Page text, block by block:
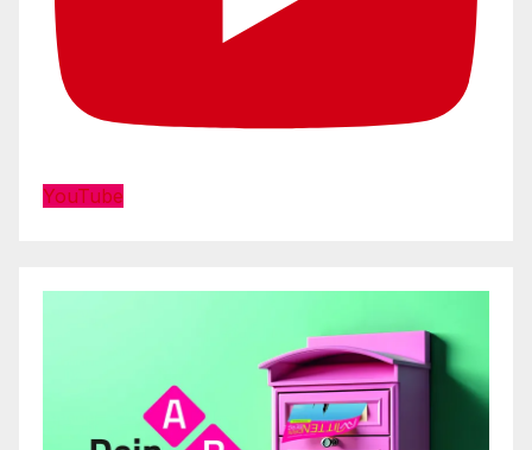
YouTube